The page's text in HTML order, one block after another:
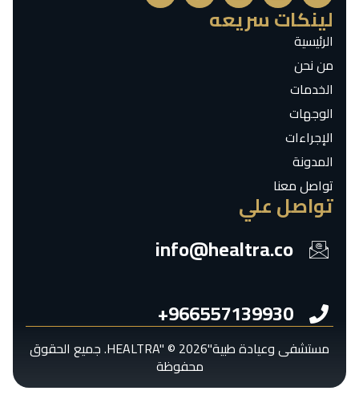
لينكات سريعه
الرئيسية
من نحن
الخدمات
الوجهات
الإجراءات
المدونة
تواصل معنا
تواصل علي
info@healtra.co
966557139930+
مستشفى وعيادة طبية"HEALTRA" © 2026. جميع الحقوق
محفوظة